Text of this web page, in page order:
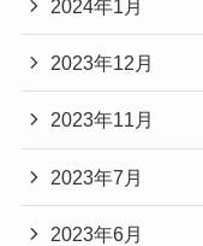
2024年1月
2023年12月
2023年11月
2023年7月
2023年6月